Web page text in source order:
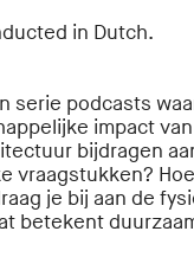
in Dutch.
serie podcasts
impact
bijdragen
vraagstukken?
je bij aan de
betekent